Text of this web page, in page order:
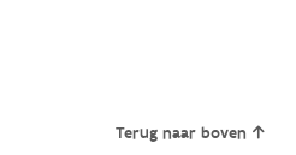
Terug naar boven